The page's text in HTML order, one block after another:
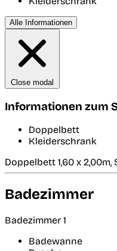
Alle Informationen
Close modal
Informationen zum
Doppelbett
Kleiderschrank
Doppelbett 1,60 x
Badezimmer
Badezimmer 1
Badewanne